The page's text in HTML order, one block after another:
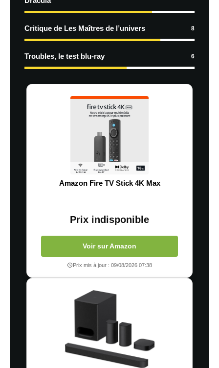
Critique de Les Maîtres de l’univers 8
Troubles, le test blu-ray 6
Amazon Fire TV Stick 4K Max
Prix indisponible
Voir sur Amazon
Prix mis à jour : 09/08/2026 07:38